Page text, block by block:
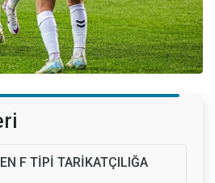
F TİPİ TARİKATÇILIĞA